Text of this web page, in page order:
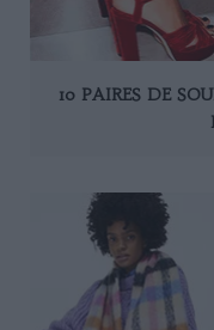
10 PAIRES DE